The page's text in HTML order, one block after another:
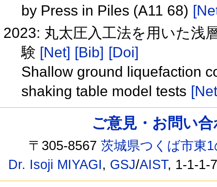
by Press in Piles (A11 68)
2023: 丸太圧入工法を用いた浅
験 [Net] [Bib] [Doi]
Shallow ground liquefaction
shaking table model tests
ご意見・お問い
〒305-8567茨城県つくば市東
Dr. Isoji MIYAGI, GSJ/AIST, 1-1-1-